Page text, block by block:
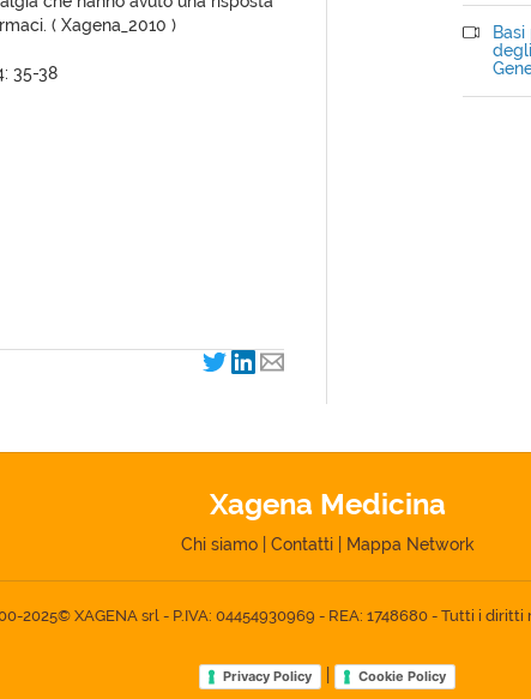
( Xagena_2010 )
35-38
Xagena Medicina
Chi siamo Contatti Mappa Network
2025© XAGENA srl - P.IVA: 04454930969 - REA: 1748680 - Tutti i diritti
Privacy Policy Cookie Policy